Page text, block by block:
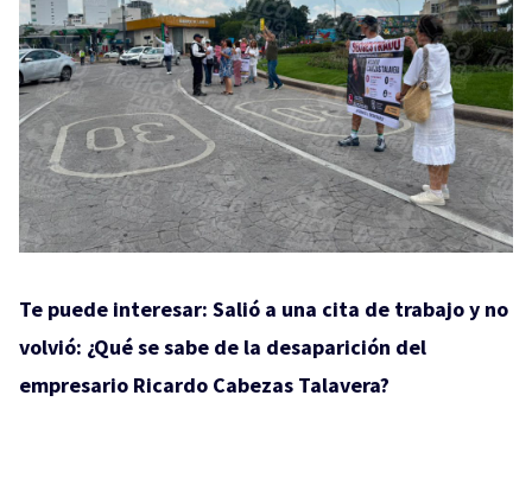
Te puede interesar: Salió a una cita de trabajo y no
volvió: ¿Qué se sabe de la desaparición del
empresario Ricardo Cabezas Talavera?